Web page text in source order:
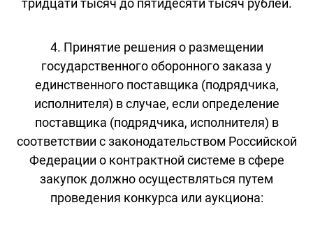
тридцати тысяч до пятидесяти тысяч рублей.
4. Принятие решения о размещении
государственного оборонного заказа у
единственного поставщика (подрядчика,
исполнителя) в случае, если определение
поставщика (подрядчика, исполнителя) в
соответствии с законодательством Российской
Федерации о контрактной системе в сфере
закупок должно осуществляться путем
проведения конкурса или аукциона: